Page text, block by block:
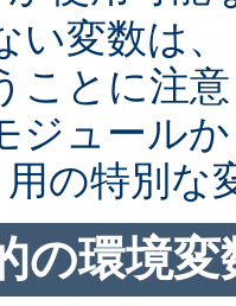
い変数は
ことに注
ジュール
の特別な
の環境変